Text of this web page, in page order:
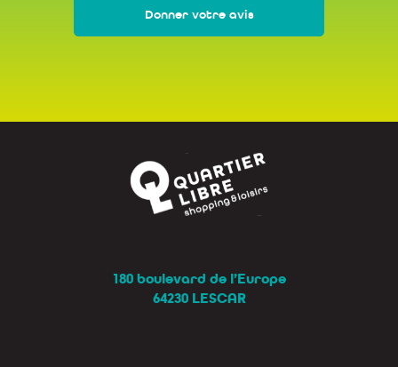
Donner votre avis
180 boulevard de l’Europe
64230 LESCAR